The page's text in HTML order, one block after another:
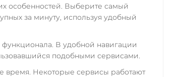
особенностей. Выберите самый
за минуту, используя удобный
В удобной навигации
подобными сервисами.
время. Некоторые сервисы работают